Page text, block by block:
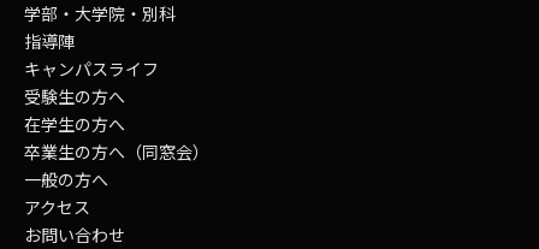
学部・大学院・別科
指導陣
キャンパスライフ
受験生の方へ
在学生の方へ
卒業生の方へ（同窓会）
一般の方へ
アクセス
お問い合わせ